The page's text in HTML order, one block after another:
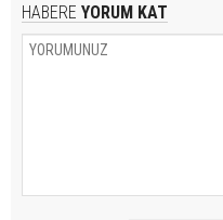
HABERE YORUM KAT